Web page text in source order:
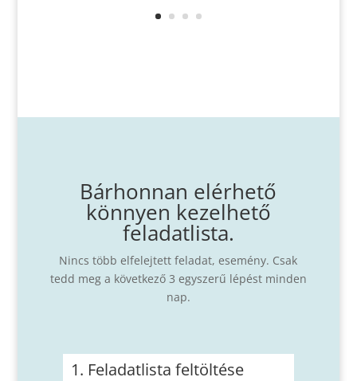
Bárhonnan elérhető
könnyen kezelhető
feladatlista.
Nincs több elfelejtett feladat, esemény. Csak
tedd meg a következő 3 egyszerű lépést minden
nap.
1. Feladatlista feltöltése